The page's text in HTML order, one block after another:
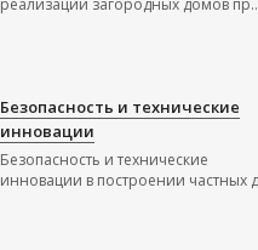
Безопасность и технические
инновации
Безопасность и технические
инновации в построении частных